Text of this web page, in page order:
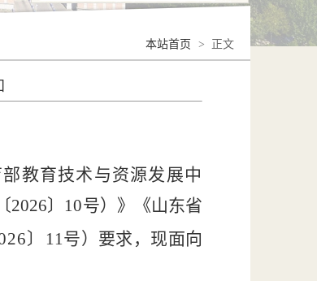
本站首页 > 正文
教育技术与资源发展中
2026〕10号）》《山东省
26〕 11号）要求，现面向